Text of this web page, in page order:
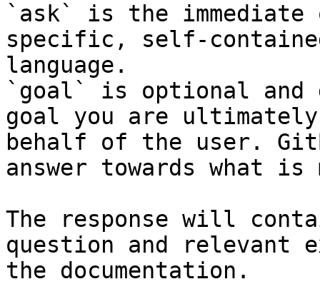
`ask` is the
specific, self-
language.
`goal` is optional and
goal you are
behalf of the user.
answer towards what
The response will
question and relevant
the documentation.